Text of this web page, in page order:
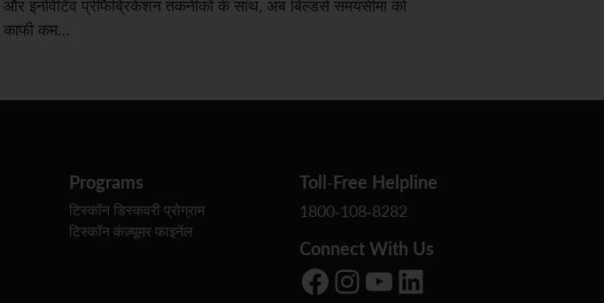
और इनोवेटिव प्रीफैब्रिकेशन तकनीकों के साथ, अब बिल्डर्स समयसीमा को
काफी कम…
Programs
टिस्कॉन डिस्कवरी प्रोग्राम
टिस्कॉन कंज़्यूमर फाइनेंल
Toll-Free Helpline
1800-108-8282
Connect With Us
Facebook Instagram YouTube LinkedIn